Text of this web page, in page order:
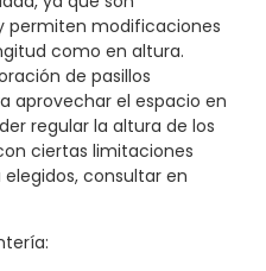
permiten modificaciones
como en altura.
de pasillos
aprovechar el espacio en
regular la altura de los
ciertas limitaciones
consultar en